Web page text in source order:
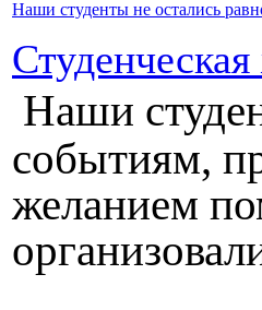
Наши студенты не остались
Наши
событиям,
желанием